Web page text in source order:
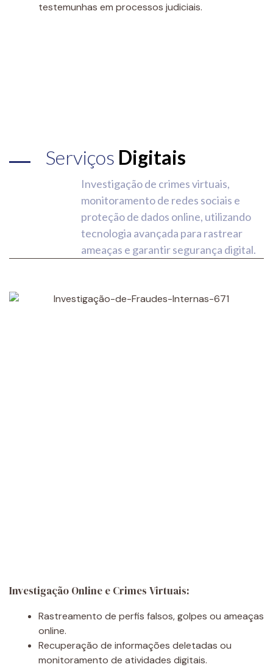
testemunhas em processos judiciais.
Serviços Digitais
Investigação de crimes virtuais,
monitoramento de redes sociais e
proteção de dados online, utilizando
tecnologia avançada para rastrear
ameaças e garantir segurança digital.
Investigação Online e Crimes Virtuais:
Rastreamento de perfis falsos, golpes ou ameaças
online.
Recuperação de informações deletadas ou
monitoramento de atividades digitais.